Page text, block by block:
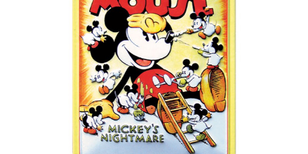
Politique de confidentialité
Une histoire de plaques émaillées